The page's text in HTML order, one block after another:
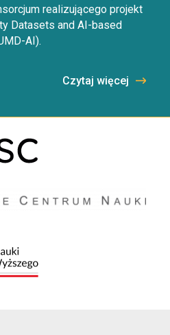
realizującego projekt
Datasets and AI-based
AI).
Czytaj więcej